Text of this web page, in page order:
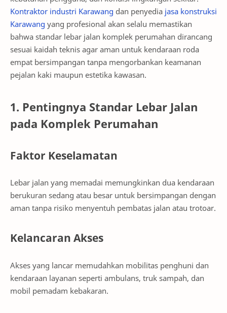
Kontraktor industri Karawang dan penyedia jasa konstruksi
Karawang yang profesional akan selalu memastikan
bahwa standar lebar jalan komplek perumahan dirancang
sesuai kaidah teknis agar aman untuk kendaraan roda
empat bersimpangan tanpa mengorbankan keamanan
pejalan kaki maupun estetika kawasan.
1. Pentingnya Standar Lebar Jalan
pada Komplek Perumahan
Faktor Keselamatan
Lebar jalan yang memadai memungkinkan dua kendaraan
berukuran sedang atau besar untuk bersimpangan dengan
aman tanpa risiko menyentuh pembatas jalan atau trotoar.
Kelancaran Akses
Akses yang lancar memudahkan mobilitas penghuni dan
kendaraan layanan seperti ambulans, truk sampah, dan
mobil pemadam kebakaran.